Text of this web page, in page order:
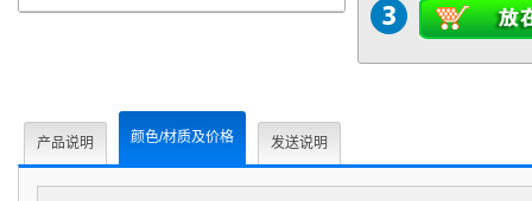
1,000
产品说明 颜色/材质及价格 发送说明